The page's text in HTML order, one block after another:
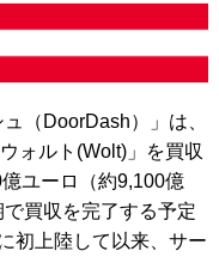
（DoorDash）」は、
ォルト(Wolt)」を買収
ユーロ（約9,100億
買収を完了する予定
初上陸して以来、サー